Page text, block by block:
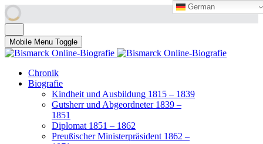
Mobile Menu Toggle
Chronik
Biografie
Kindheit und Ausbildung 1815 – 1839
Gutsherr und Abgeordneter 1839 –
1851
Diplomat 1851 – 1862
Preußischer Ministerpräsident 1862 –
German
German